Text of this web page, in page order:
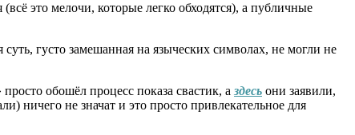
это мелочи, которые легко обходятся), а публичные
густо замешанная на языческих символах, не могли не
обошёл процесс показа свастик, а здесь они заявили,
ничего не значат и это просто привлекательное для